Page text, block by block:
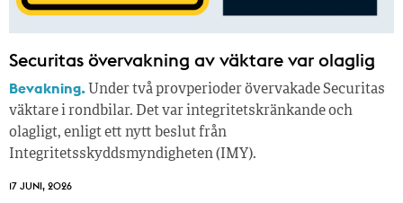
Securitas övervakning av väktare var olaglig
Bevakning. Under två provperioder övervakade Securitas
väktare i rondbilar. Det var integritetskränkande och
olagligt, enligt ett nytt beslut från
Integritetsskyddsmyndigheten (IMY).
17 JUNI, 2026